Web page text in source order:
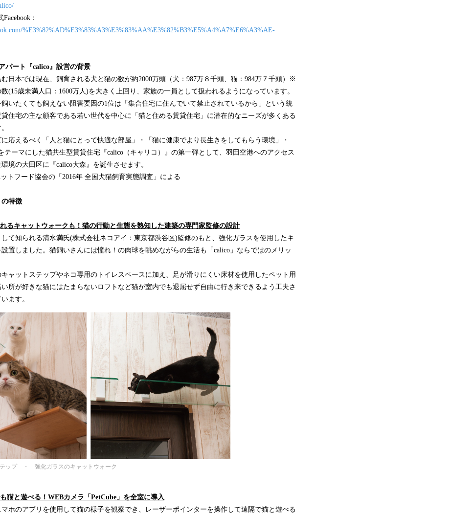
Facebook：
%E3%82%AD%E3%83%A3%E3%83%AA%E3%82%B3%E5%A4%A7%E6%A3%AE-
ート『calico』設営の背景
日本では現在、飼育される犬と猫の数が約2000万頭（犬：987万８千頭、猫：984万７千頭）※
(15歳未満人口：1600万人)を大きく上回り、家族の一員として扱われるようになっています。
いたくても飼えない阻害要因の1位は「集合住宅に住んでいて禁止されているから」という統
住宅の主な顧客である若い世代を中心に「猫と住める賃貸住宅」に潜在的なニーズが多くある
応えるべく「人と猫にとって快適な部屋」・「猫に健康でより長生きをしてもらう環境」・
テーマにした猫共生型賃貸住宅『calico（キャリコ）』の第一弾として、羽田空港へのアクセス
環境の大田区に『calico大森』を誕生させます。
トフード協会の「2016年 全国犬猫飼育実態調査」による
特徴
るキャットウォークも！猫の行動と生態を熟知した建築の専門家監修の設計
て知られる清水満氏(株式会社ネコアイ：東京都渋谷区)監修のもと、強化ガラスを使用したキ
置しました。猫飼いさんには憧れ！の肉球を眺めながらの生活も「calico」ならではのメリッ
ャットステップやネコ専用のトイレスペースに加え、足が滑りにくい床材を使用したペット用
所が好きな猫にはたまらないロフトなど猫が室内でも退屈せず自由に行き来できるよう工夫さ
ます。
ップ ・ 強化ガラスのキャットウォーク
猫と遊べる！WEBカメラ「PetCube」を全室に導入
ホのアプリを使用して猫の様子を観察でき、レーザーポインターを操作して遠隔で猫と遊べる